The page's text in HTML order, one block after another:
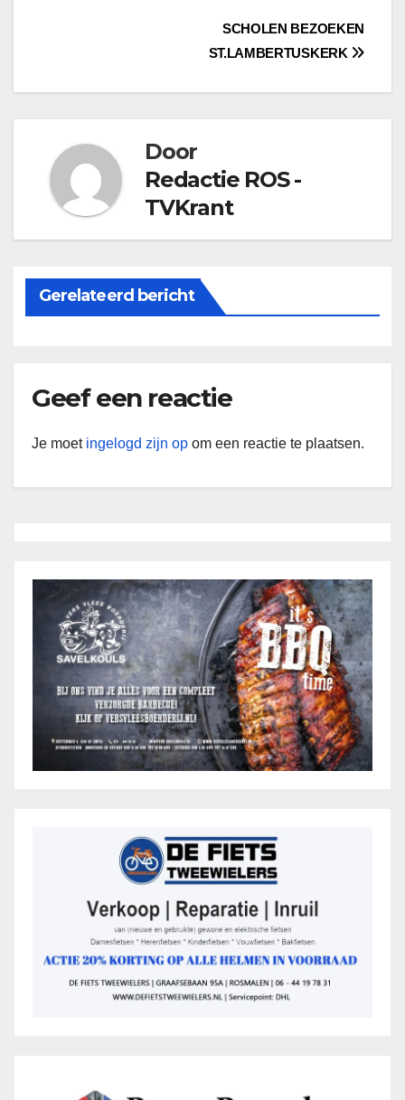
SCHOLEN BEZOEKEN
ST.LAMBERTUSKERK
Door
Redactie ROS -
TVKrant
Gerelateerd bericht
Geef een reactie
Je moet ingelogd zijn op om een reactie te plaatsen.